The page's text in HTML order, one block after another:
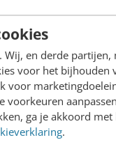
en derde partijen,
voor het bijhouden
voor
voorkeuren
ga je akkoord met
.
in werking
een stuk
· 15 jaar